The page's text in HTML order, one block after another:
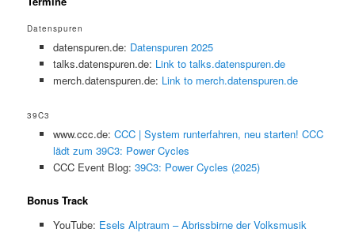
Datenspuren
datenspuren.de: Datenspuren 2025
talks.datenspuren.de: Link to talks.datenspuren.de
merch.datenspuren.de: Link to merch.datenspuren.de
39C3
www.ccc.de: CCC | System runterfahren, neu starten! CCC
lädt zum 39C3: Power Cycles
CCC Event Blog: 39C3: Power Cycles (2025)
Bonus Track
YouTube: Esels Alptraum – Abrissbirne der Volksmusik